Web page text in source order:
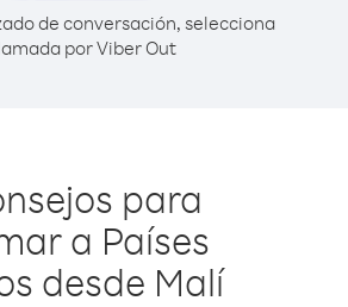
de conversación, selecciona
por Viber Out
para
a Países
desde Malí